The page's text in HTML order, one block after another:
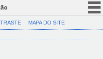
CORONAVÍRUS (COVID-19)
MAPA DO SITE